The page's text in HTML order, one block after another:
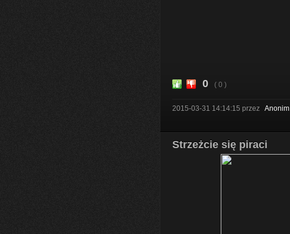
0 ( 0 )
2015-03-31 14:14:15 przez Anonim
Strzeżcie się piraci